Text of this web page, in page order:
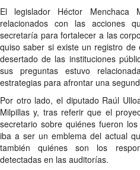
El legislador Héctor Menchaca
relacionados con las acciones
secretaría para fortalecer a las
quiso saber si existe un registro
desertado de las instituciones
sus preguntas estuvo
estrategias para afrontar una
Por otro lado, el diputado Raúl
Milpillas y, tras referir que el
secretario sobre quiénes fueron
iba a ser un emblema del actual
también quiénes son los
detectadas en las auditorías.